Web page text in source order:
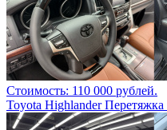
Стоимость: 110 000 рублей.
Toyota Highlander Перетяжка